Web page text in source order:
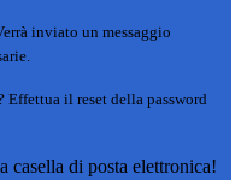
inviato un messaggio
Effettua il reset della password
casella di posta elettronica!